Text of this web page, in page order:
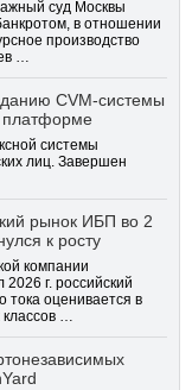
суд Москвы
в отношении
производство
…
CVM-системы
платформе
системы
лиц. Завершен
рынок ИБП во 2
к росту
компании
2026 г. российский
оценивается в
классов …